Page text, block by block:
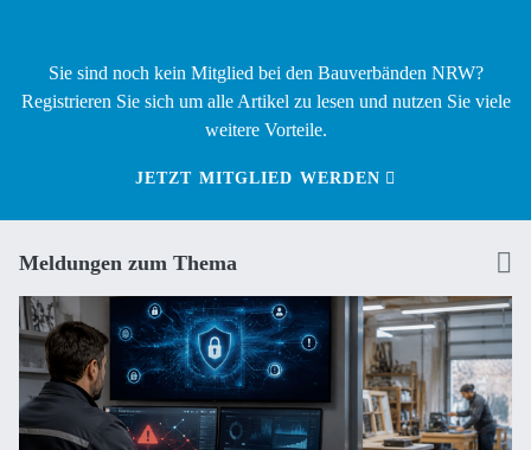
Sie sind noch kein Mitglied bei den Bauverbänden NRW?
Registrieren Sie sich um alle Artikel zu lesen und nutzen Sie viele
weitere Vorteile.
JETZT MITGLIED WERDEN
Meldungen zum Thema